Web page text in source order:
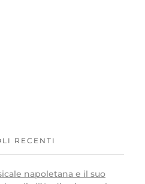
RECENTI
napoletana e il suo